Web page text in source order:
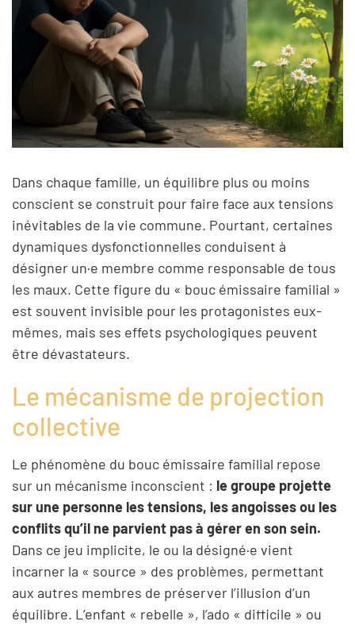
Dans chaque famille, un équilibre plus ou moins
conscient se construit pour faire face aux tensions
inévitables de la vie commune. Pourtant, certaines
dynamiques dysfonctionnelles conduisent à
désigner un·e membre comme responsable de tous
les maux. Cette figure du « bouc émissaire familial »
est souvent invisible pour les protagonistes eux-
mêmes, mais ses effets psychologiques peuvent
être dévastateurs.
Le mécanisme de projection
collective
Le phénomène du bouc émissaire familial repose
sur un mécanisme inconscient : le groupe projette
sur une personne les tensions, les angoisses ou les
conflits qu’il ne parvient pas à gérer en son sein.
Dans ce jeu implicite, le ou la désigné·e vient
incarner la « source » des problèmes, permettant
aux autres membres de préserver l’illusion d’un
équilibre. L’enfant « rebelle », l’ado « difficile » ou